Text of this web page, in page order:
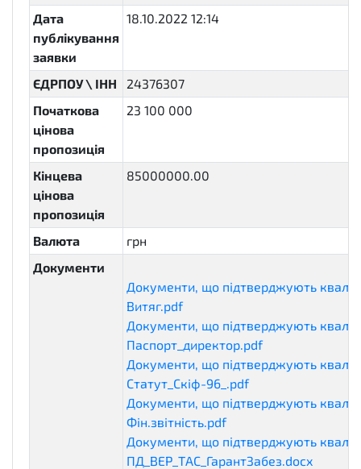
Дата
публікування
заявки
18.10.2022 12:14
ЄДРПОУ \ ІНН
24376307
Початкова
цінова
пропозиція
23 100 000
Кінцева
цінова
пропозиція
85000000.00
Валюта
грн
Документи
Документи, що підтверджують
Витяг.pdfqualificationDocuments
Документи, що підтверджують
Паспорт_директор.pdf
Документи, що підтверджують
Статут_Скіф-96_.pdf
Документи, що підтверджують
Фін.звітність.pdf
Документи, що підтверджують
ПД_ВЕР_ТАС_ГарантЗабез.docx